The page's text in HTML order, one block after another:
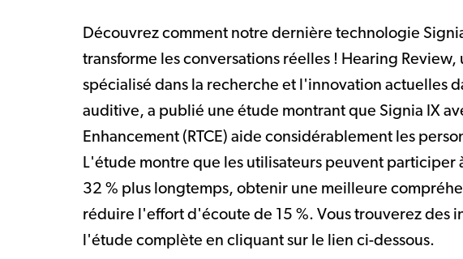
Découvrez comment notre dernière technologie
transforme les conversations réelles ! Hearing
spécialisé dans la recherche et l'innovation actuelles
auditive, a publié une étude montrant que Signia IX
Enhancement (RTCE) aide considérablement les
L'étude montre que les utilisateurs peuvent participer
32 % plus longtemps, obtenir une meilleure
réduire l'effort d'écoute de 15 %. Vous trouverez des
l'étude complète en cliquant sur le lien ci-dessous.